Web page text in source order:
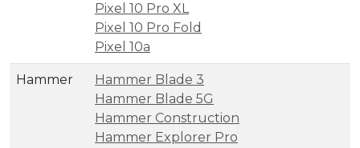
Pixel 10 Pro XL
Pixel 10 Pro Fold
Pixel 10a
Hammer
Hammer Blade 3
Hammer Blade 5G
Hammer Construction
Hammer Explorer Pro